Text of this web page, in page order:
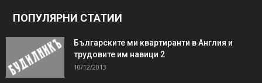
ПОПУЛЯРНИ СТАТИИ
Българските ми квартиранти в Англия и
трудовите им навици 2
10/12/2013